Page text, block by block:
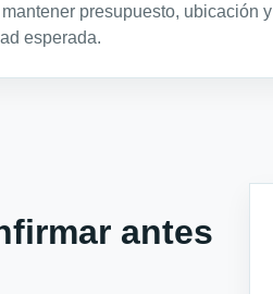
presupuesto, ubicación y
esperada.
antes